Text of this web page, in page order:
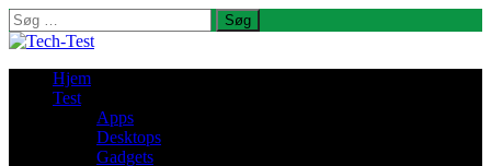
Søg
efter:
Hjem
Test
Apps
Desktops
Gadgets